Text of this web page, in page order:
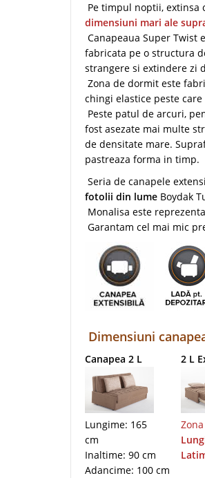
Pe timpul noptii,
dimensiuni mari ale
Canapeaua Super Twist
fabricata pe o structura
strangere si extindere zi
Zona de dormit este
chingi elastice peste
Peste patul de arcuri,
fost asezate mai multe
de densitate mare.
pastreaza forma in timp.
Seria de canapele
fotolii din lume Boydak
Monalisa este
Garantam cel mai mic
Dimensiuni
Canapea 2 L
Lungime: 165
cm
Inaltime: 90 cm
Adancime: 100 cm
2 L